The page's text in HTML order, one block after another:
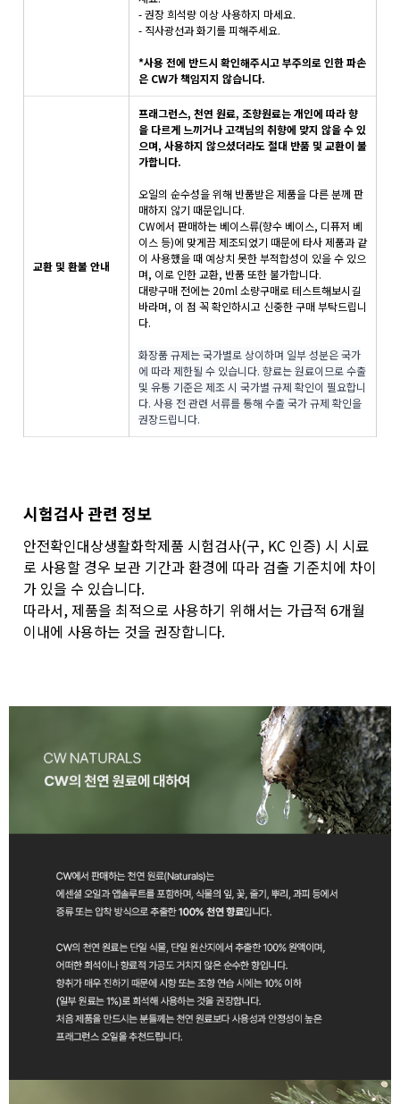
- 권장 희석량 이상 사용하지 마세요.
- 직사광선과 화기를 피해주세요.
*사용 전에 반드시 확인해주시고 부주의로 인한 파손
은 CW가 책임지지 않습니다.
교환 및 환불 안내
프래그런스, 천연 원료, 조향원료는 개인에 따라 향
을 다르게 느끼거나 고객님의 취향에 맞지 않을 수 있
으며, 사용하지 않으셨더라도 절대 반품 및 교환이 불
가합니다.
오일의 순수성을 위해 반품받은 제품을 다른 분께 판
매하지 않기 때문입니다.
CW에서 판매하는 베이스류(향수 베이스, 디퓨저 베
이스 등)에 맞게끔 제조되었기 때문에 타사 제품과 같
이 사용했을 때 예상치 못한 부적합성이 있을 수 있으
며, 이로 인한 교환, 반품 또한 불가합니다.
대량구매 전에는 20ml 소량구매로 테스트해보시길
바라며, 이 점 꼭 확인하시고 신중한 구매 부탁드립니
다.
화장품 규제는 국가별로 상이하며 일부 성분은 국가
에 따라 제한될 수 있습니다. 향료는 원료이므로 수출
및 유통 기준은 제조 시 국가별 규제 확인이 필요합니
다. 사용 전 관련 서류를 통해 수출 국가 규제 확인을
권장드립니다.
시험검사 관련 정보
안전확인대상생활화학제품 시험검사(구, KC 인증) 시 시료
로 사용할 경우 보관 기간과 환경에 따라 검출 기준치에 차이
가 있을 수 있습니다.
따라서, 제품을 최적으로 사용하기 위해서는 가급적 6개월
이내에 사용하는 것을 권장합니다.